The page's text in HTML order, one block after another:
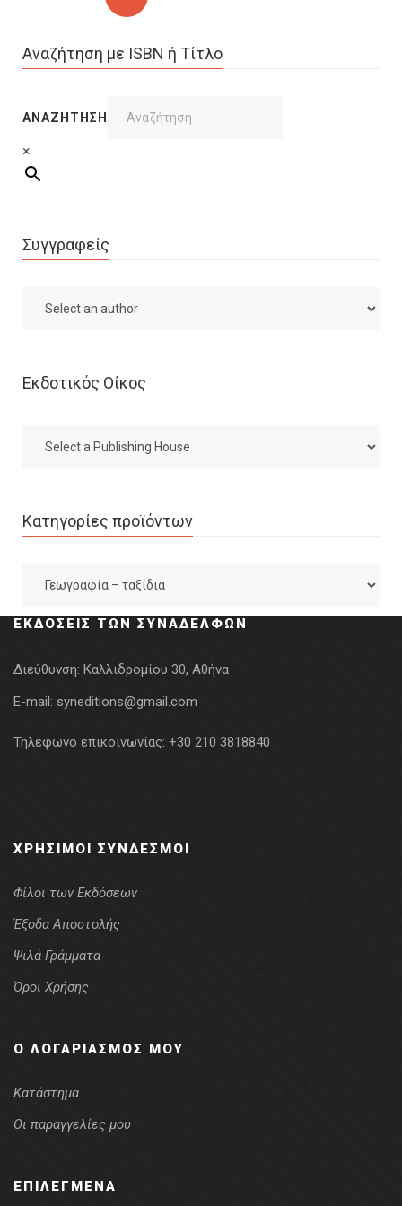
Αναζήτηση με ISBN ή Τίτλο
ΑΝΑΖΉΤΗΣΗ
×
Συγγραφείς
Εκδοτικός Οίκος
Κατηγορίες προϊόντων
ΕΚΔΌΣΕΙΣ ΤΩΝ ΣΥΝΑΔΈΛΦΩΝ
Διεύθυνση: Καλλιδρομίου 30, Αθήνα
E-mail: syneditions@gmail.com
Τηλέφωνο επικοινωνίας: +30 210 3818840
ΧΡΉΣΙΜΟΙ ΣΎΝΔΕΣΜΟΙ
Φίλοι των Εκδόσεων
Έξοδα Αποστολής
Ψιλά Γράμματα
Όροι Χρήσης
Ο ΛΟΓΑΡΙΑΣΜΌΣ ΜΟΥ
Κατάστημα
Οι παραγγελίες μου
ΕΠΙΛΕΓΜΈΝΑ